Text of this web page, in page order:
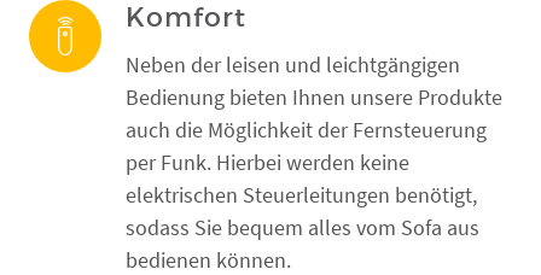
Komfort
Neben der leisen und leichtgängigen
Bedienung bieten Ihnen unsere Produkte
auch die Möglichkeit der Fernsteuerung
per Funk. Hierbei werden keine
elektrischen Steuerleitungen benötigt,
sodass Sie bequem alles vom Sofa aus
bedienen können.